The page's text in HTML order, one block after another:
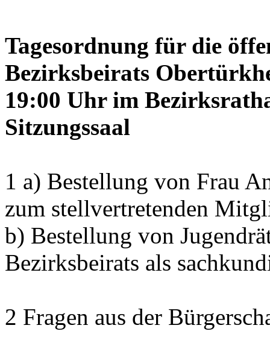
Tagesordnung für die
Bezirksbeirats
19:00 Uhr im
Sitzungssaal
1 a) Bestellung von Frau
zum stellvertretenden
b) Bestellung von
Bezirksbeirats als
2 Fragen aus der